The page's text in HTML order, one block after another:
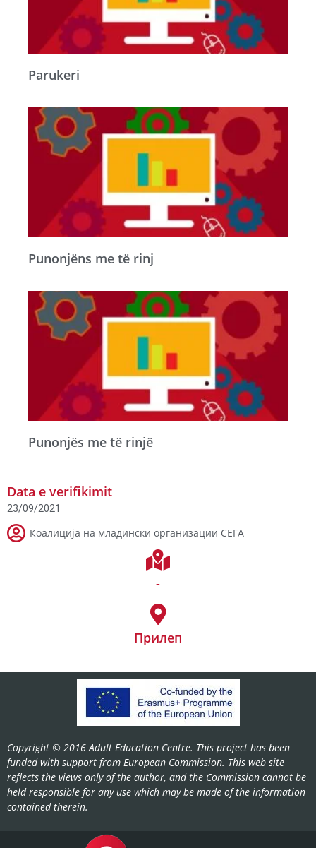
Parukeri
Punonjëns me të rinj
Punonjës me të rinjë
Data e verifikimit
23/09/2021
Коалиција на младински организации СЕГA
-
Прилеп
Copyright © 2016 Adult Education Centre. This project has been
funded with support from European Commission. This web site
reflects the views only of the author, and the Commission cannot be
held responsible for any use which may be made of the information
contained therein.